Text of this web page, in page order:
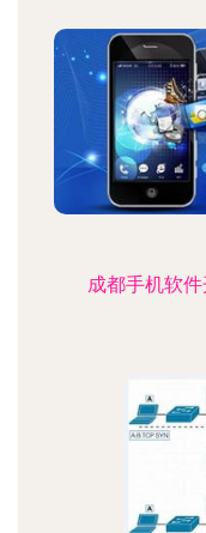
成都手机软